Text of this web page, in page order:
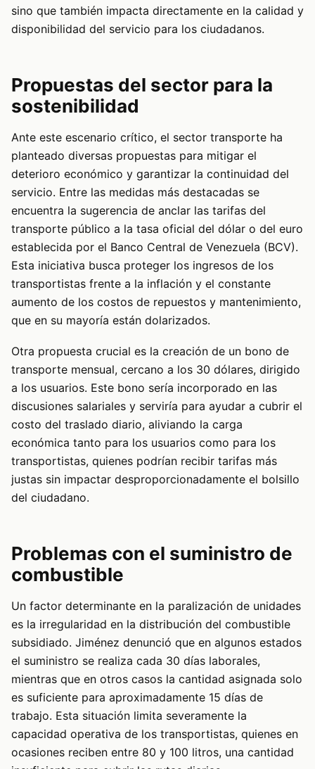
sino que también impacta directamente en la calidad y
disponibilidad del servicio para los ciudadanos.
Propuestas del sector para la
sostenibilidad
Ante este escenario crítico, el sector transporte ha
planteado diversas propuestas para mitigar el
deterioro económico y garantizar la continuidad del
servicio. Entre las medidas más destacadas se
encuentra la sugerencia de anclar las tarifas del
transporte público a la tasa oficial del dólar o del euro
establecida por el Banco Central de Venezuela (BCV).
Esta iniciativa busca proteger los ingresos de los
transportistas frente a la inflación y el constante
aumento de los costos de repuestos y mantenimiento,
que en su mayoría están dolarizados.
Otra propuesta crucial es la creación de un bono de
transporte mensual, cercano a los 30 dólares, dirigido
a los usuarios. Este bono sería incorporado en las
discusiones salariales y serviría para ayudar a cubrir el
costo del traslado diario, aliviando la carga
económica tanto para los usuarios como para los
transportistas, quienes podrían recibir tarifas más
justas sin impactar desproporcionadamente el bolsillo
del ciudadano.
Problemas con el suministro de
combustible
Un factor determinante en la paralización de unidades
es la irregularidad en la distribución del combustible
subsidiado. Jiménez denunció que en algunos estados
el suministro se realiza cada 30 días laborales,
mientras que en otros casos la cantidad asignada solo
es suficiente para aproximadamente 15 días de
trabajo. Esta situación limita severamente la
capacidad operativa de los transportistas, quienes en
ocasiones reciben entre 80 y 100 litros, una cantidad